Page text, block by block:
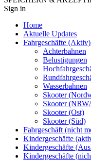
Sign in
Home
Aktuelle Updates
Fahrgeschäfte
Achterbahnen
Belustigungen
Wasserbahnen
Skooter
Skooter
Skooter (Ost)
Skooter (Süd)
Fahrgeschäft (nicht
Kindergeschäfte
Kindergeschäfte
Kindergeschäfte